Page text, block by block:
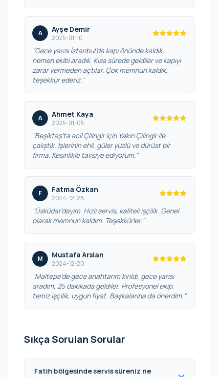
A Ayşe Demir
2025-01-10
"Gece yarısı İstanbul’da kapı önünde kaldık,
hemen ekibi aradık. Kısa sürede geldiler ve kapıyı
zarar vermeden açtılar. Çok memnun kaldık,
teşekkür ederiz."
A Ahmet Kaya
2025-01-05
"Beşiktaş’ta acil Çilingir için Yakın Çilingir ile
çalıştık. İşlerinin ehli, güler yüzlü ve dürüst bir
firma. Kesinlikle tavsiye ediyorum."
F Fatma Özkan
2024-12-28
"Üsküdar’dayım. Hızlı servis, kaliteli işçilik. Genel
olarak memnun kaldım. Teşekkürler."
M Mustafa Arslan
2024-12-20
"Maltepe’de gece anahtarım kırıldı, gece yarısı
aradım, 25 dakikada geldiler. Profesyonel ekip,
temiz işçilik, uygun fiyat. Başkalarına da önerdim."
Sıkça Sorulan Sorular
Fatih bölgesinde servis süreniz ne